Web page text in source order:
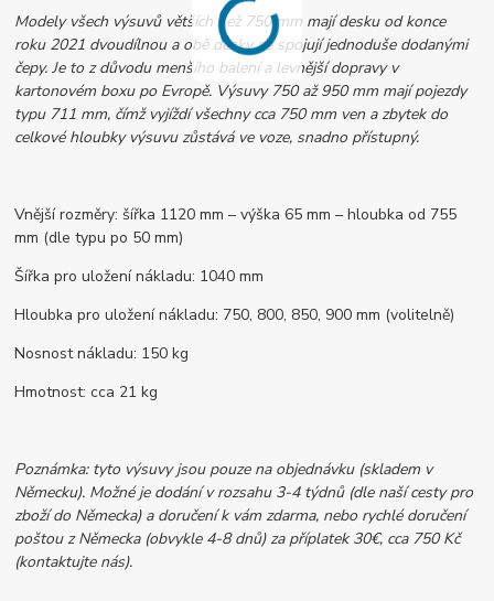
Modely všech výsuvů větších než 750 mm mají desku od konce
roku 2021 dvoudílnou a obě desky se spojují jednoduše dodanými
čepy. Je to z důvodu menšího balení a levnější dopravy v
kartonovém boxu po Evropě. Výsuvy 750 až 950 mm mají pojezdy
typu 711 mm, čímž vyjíždí všechny cca 750 mm ven a zbytek do
celkové hloubky výsuvu zůstává ve voze, snadno přístupný.
Vnější rozměry: šířka 1120 mm – výška 65 mm – hloubka od 755
mm (dle typu po 50 mm)
Šířka pro uložení nákladu: 1040 mm
Hloubka pro uložení nákladu: 750, 800, 850, 900 mm (volitelně)
Nosnost nákladu: 150 kg
Hmotnost: cca 21 kg
Poznámka: tyto výsuvy jsou pouze na objednávku (skladem v
Německu). Možné je dodání v rozsahu 3-4 týdnů (dle naší cesty pro
zboží do Německa) a doručení k vám zdarma, nebo rychlé doručení
poštou z Německa (obvykle 4-8 dnů) za příplatek 30€, cca 750 Kč
(kontaktujte nás).